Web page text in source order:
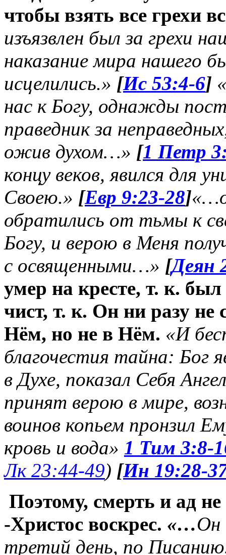
чтобы взять все грехи
изъязвлен был за грехи
наказание мира нашего
исцелились.» [Ис 53:4-6]
нас к Богу, однажды
праведник за
ожив духом…» [1 Петр
концу веков, явился для
Своею.» [Евр 9:23-28]
обратились от тьмы к
Богу, и верою в Меня
с освященными…» [Деян
умер на кресте, т. к.
чист, т. к. Он ни разу
Нём, но не в Нём. «И
благочестия тайна: Бог
в Духе, показал Себя
принят верою в мире,
воинов копьем пронзил
кровь и вода» 1 Тим 3:8-
Лк 23:44-49) [Ин 19:28-
Поэтому, смерть и ад
-Христос воскрес. «…Он
третий день, по